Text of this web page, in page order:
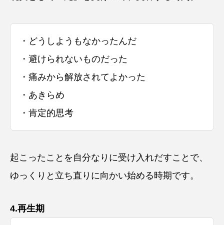
・どうしようもなかったんだ
・避けられないものだった
・痛みから解放されてよかった
・あきらめ
・肯定的思考
起こったことを自分なりに受け入れだすことで、
ゆっくりと立ち直りに向かい始める時期です。
4.再生期